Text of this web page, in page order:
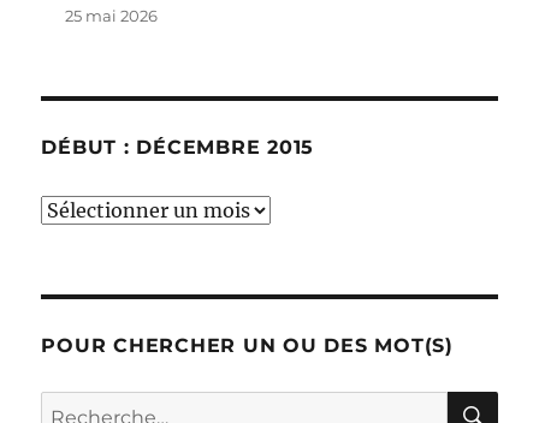
25 mai 2026
DÉBUT : DÉCEMBRE 2015
début
POUR CHERCHER UN OU DES MOT(S)
Recherche